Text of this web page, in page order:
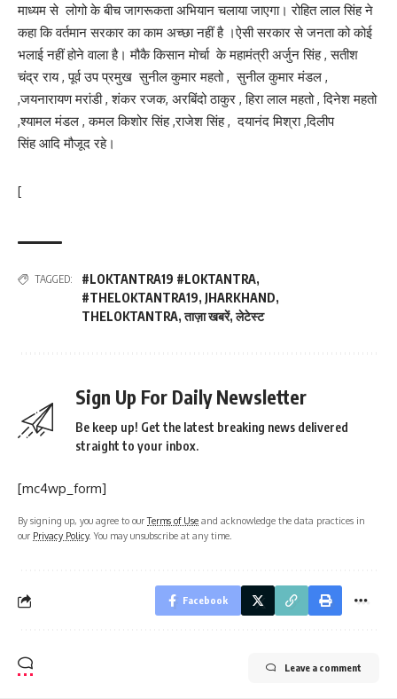
माध्यम से लोगो के बीच जागरूकता अभियान चलाया जाएगा। रोहित लाल सिंह ने
कहा कि वर्तमान सरकार का काम अच्छा नहीं है ।ऐसी सरकार से जनता को कोई
भलाई नहीं होने वाला है। मौकै किसान मोर्चा के महामंत्री अर्जुन सिंह , सतीश
चंद्र राय , पूर्व उप प्रमुख सुनील कुमार महतो , सुनील कुमार मंडल ,
,जयनारायण मरांडी , शंकर रजक, अरबिंदो ठाकुर , हिरा लाल महतो , दिनेश महतो
,श्यामल मंडल , कमल किशोर सिंह ,राजेश सिंह , दयानंद मिश्रा ,दिलीप
सिंह आदि मौजूद रहे।
[
TAGGED: #LOKTANTRA19 #LOKTANTRA,
#THELOKTANTRA19, JHARKHAND,
THELOKTANTRA,ताज़ा खबरें,लेटेस्ट
Sign Up For Daily Newsletter
Be keep up! Get the latest breaking news delivered
straight to your inbox.
[mc4wp_form]
By signing up, you agree to ourTerms of Use and acknowledge the data practices in
our Privacy Policy. You may unsubscribe at any time.
Facebook
Leave a comment